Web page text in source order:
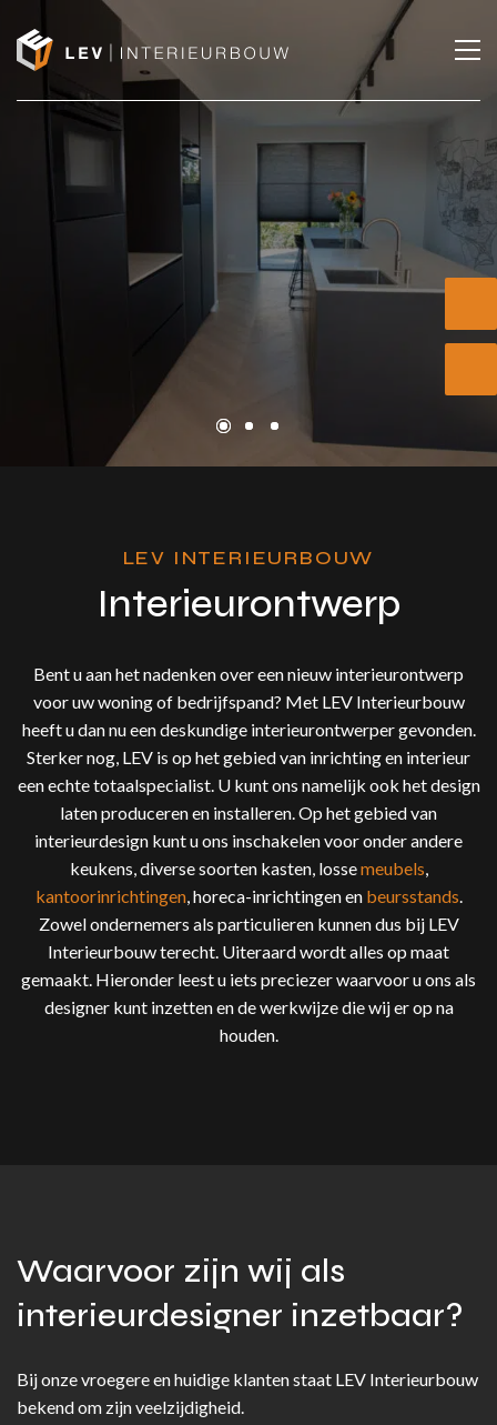
LEV INTERIEURBOUW
Interieurontwerp
Bent u aan het nadenken over een nieuw interieurontwerp
voor uw woning of bedrijfspand? Met LEV Interieurbouw
heeft u dan nu een deskundige interieurontwerper gevonden.
Sterker nog, LEV is op het gebied van inrichting en interieur
een echte totaalspecialist. U kunt ons namelijk ook het design
laten produceren en installeren. Op het gebied van
interieurdesign kunt u ons inschakelen voor onder andere
keukens, diverse soorten kasten, lossemeubels,
kantoorinrichtingen, horeca-inrichtingen en beursstands.
Zowel ondernemers als particulieren kunnen dus bij LEV
Interieurbouw terecht. Uiteraard wordt alles op maat
gemaakt. Hieronder leest u iets preciezer waarvoor u ons als
designer kunt inzetten en de werkwijze die wij er op na
houden.
Waarvoor zijn wij als
interieurdesigner inzetbaar?
Bij onze vroegere en huidige klanten staat LEV Interieurbouw
bekend om zijn veelzijdigheid.